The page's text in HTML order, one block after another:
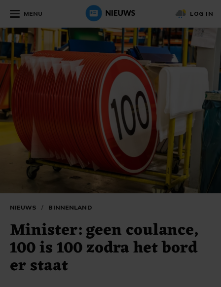
MENU LOG IN
NIEUWS / BINNENLAND
Minister: geen coulance,
100 is 100 zodra het bord
er staat